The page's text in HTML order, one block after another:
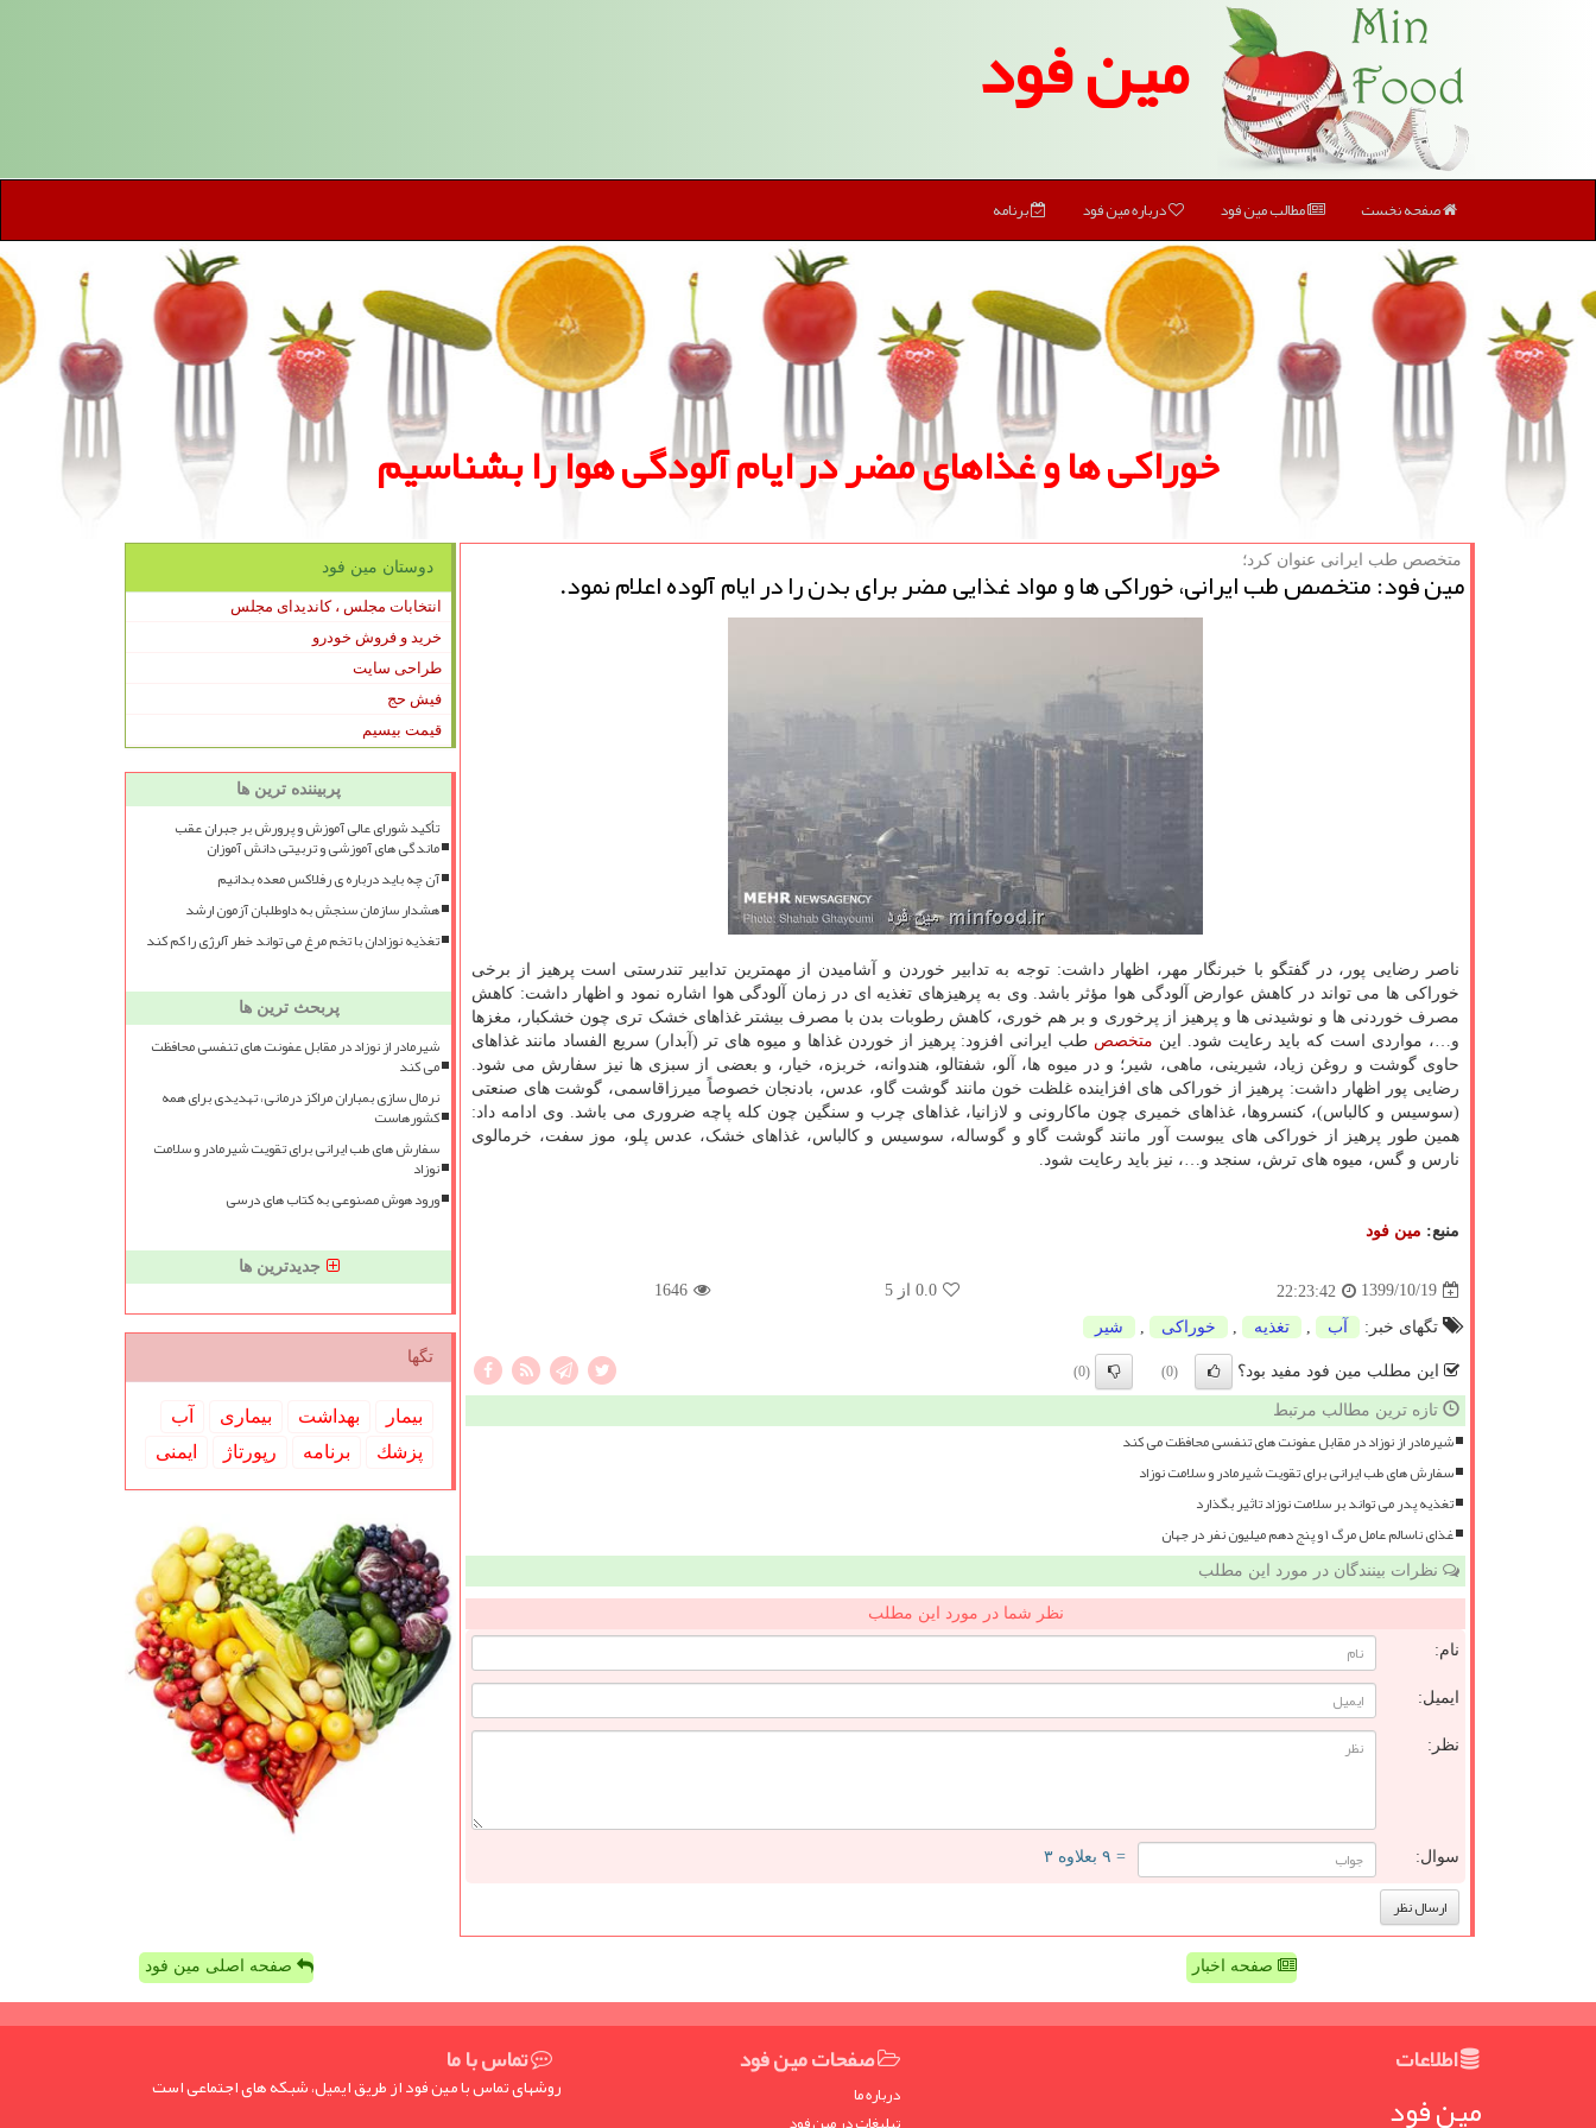
مین فود
صفحه نخست مطالب مین فود درباره مین فود برنامه
خوراكی ها و غذاهای مضر در ایام آلودگی هوا را بشناسیم
متخصص طب ایرانی عنوان كرد؛
مین فود: متخصص طب ایرانی، خوراکی ها و مواد غذایی مضر برای بدن را در ایام آلوده اعلام نمود.
ناصر رضایی پور، در گفتگو با خبرنگار مهر، اظهار داشت: توجه به تدابیر خوردن و آشامیدن از مهمترین تدابیر تندرستی است پرهیز از برخی
خوراکی ها می تواند در کاهش عوارض آلودگی هوا مؤثر باشد. وی به پرهیزهای تغذیه ای در زمان آلودگی هوا اشاره نمود و اظهار داشت: کاهش
مصرف خوردنی ها و نوشیدنی ها و پرهیز از پرخوری و بر هم خوری، کاهش رطوبات بدن با مصرف بیشتر غذاهای خشک تری چون خشکبار، مغزها
و…، مواردی است که باید رعایت شود. این متخصص طب ایرانی افزود: پرهیز از خوردن غذاها و میوه های تر (آبدار) سریع الفساد مانند غذاهای
حاوی گوشت و روغن زیاد، شیرینی، ماهی، شیر؛ و در میوه ها، آلو، شفتالو، هندوانه، خربزه، خیار، و بعضی از سبزی ها نیز سفارش می شود.
رضایی پور اظهار داشت: پرهیز از خوراکی های افزاینده غلظت خون مانند گوشت گاو، عدس، بادنجان خصوصاً میرزاقاسمی، گوشت های صنعتی
(سوسیس و کالباس)، کنسروها، غذاهای خمیری چون ماکارونی و لازانیا، غذاهای چرب و سنگین چون کله پاچه ضروری می باشد. وی ادامه داد:
همین طور پرهیز از خوراکی های یبوست آور مانند گوشت گاو و گوساله، سوسیس و کالباس، غذاهای خشک، عدس پلو، موز سفت، خرمالوی
نارس و گس، میوه های ترش، سنجد و…، نیز باید رعایت شود.
منبع: مین فود
1399/10/19
22:23:42
0.0 از 5 1646
تگهای خبر: آب تغذیه خوراكی شیر
این مطلب مین فود مفید بود؟ (0)
(0)
تازه ترین مطالب مرتبط
شیرمادر از نوزاد در مقابل عفونت های تنفسی محافظت می کند
سفارش های طب ایرانی برای تقویت شیرمادر و سلامت نوزاد
تغذیه پدر می تواند بر سلامت نوزاد تاثیر بگذارد
غذای ناسالم عامل مرگ ۱ و پنج دهم میلیون نفر در جهان
نظرات بینندگان در مورد این مطلب
نظر شما در مورد این مطلب
نام:
ایمیل:
نظر:
سوال: = ۹ بعلاوه ۳
دوستان مین فود
انتخابات مجلس ، کاندیدای مجلس
خرید و فروش خودرو
طراحی سایت
فیش حج
قیمت بیسیم
پربیننده ترین ها
تأکید شورای عالی آموزش و پرورش بر جبران عقب
ماندگی های آموزشی و تربیتی دانش آموزان
آن چه باید درباره ی رفلاکس معده بدانیم
هشدار سازمان سنجش به داوطلبان آزمون ارشد
تغذیه نوزادان با تخم مرغ می تواند خطر آلرژی را کم کند
پربحث ترین ها
شیرمادر از نوزاد در مقابل عفونت های تنفسی محافظت
می کند
نرمال سازی بمباران مراکز درمانی، تهدیدی برای همه
کشورهاست
سفارش های طب ایرانی برای تقویت شیرمادر و سلامت
نوزاد
ورود هوش مصنوعی به کتاب های درسی
جدیدترین ها
تگها
بیمار بهداشت بیماری
آب
پزشك
برنامه رپورتاژ ایمنی
صفحه اخبار صفحه اصلی مین فود
اطلاعات
مین فود
صفحات مین فود
درباره ما
تماس با ما
روشهای تماس با مین فود از طریق ایمیل، شبکه های اجتماعی است